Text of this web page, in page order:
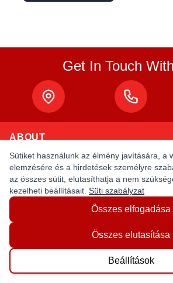
Get In Touch
ABOUT
About Us
Privacy Policy
Terms & Conditions
MY ACCOUNT
Login / Register
Order Status
Sütiket használunk az élmény javítására, a
elemzésére és a hirdetések személyre
az összes sütit, elutasíthatja a nem
kezelheti beállításait. Süti szabályzat
Összes elfogadása
Összes elutasítása
Beállítások